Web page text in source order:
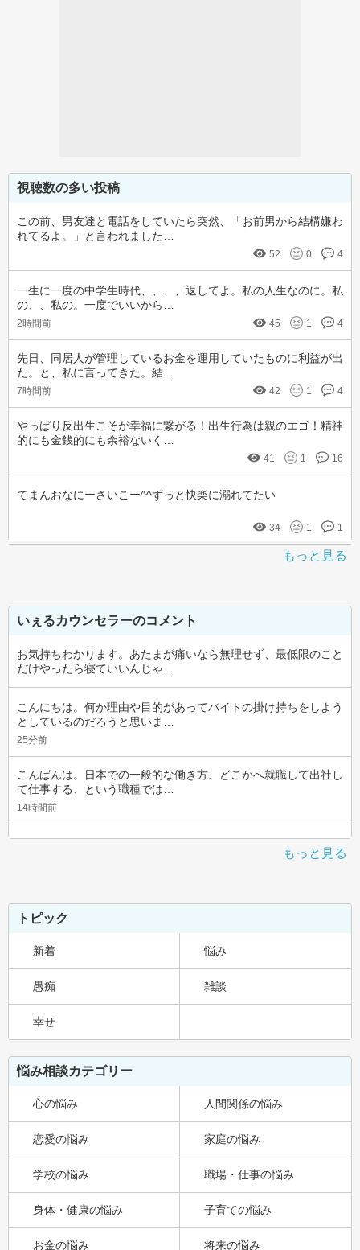
視聴数の多い投稿
この前、男友達と電話をしていたら突然、「お前男から結構嫌わ
れてるよ。」と言われました…
52 0 4
一生に一度の中学生時代、、、、返してよ。私の人生なのに。私
の、、私の。一度でいいから…
2時間前 45 1 4
先日、同居人が管理しているお金を運用していたものに利益が出
た。と、私に言ってきた。結…
7時間前 42 1 4
やっぱり反出生こそが幸福に繋がる！出生行為は親のエゴ！精神
的にも金銭的にも余裕ないく…
41 1 16
てまんおなにーさいこー^^ずっと快楽に溺れてたい
34 1 1
もっと見る
いぇるカウンセラーのコメント
お気持ちわかります。あたまが痛いなら無理せず、最低限のこと
だけやったら寝ていいんじゃ…
こんにちは。何か理由や目的があってバイトの掛け持ちをしよう
としているのだろうと思いま…
25分前
こんばんは。日本での一般的な働き方、どこかへ就職して出社し
て仕事する、という職種では…
14時間前
もっと見る
トピック
新着 悩み
愚痴 雑談
幸せ
悩み相談カテゴリー
心の悩み 人間関係の悩み
恋愛の悩み 家庭の悩み
学校の悩み 職場・仕事の悩み
身体・健康の悩み 子育ての悩み
お金の悩み 将来の悩み